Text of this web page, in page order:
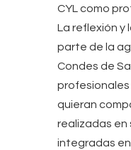
CYL como
La reflexión y
parte de la
Condes de
quieran
realizadas en
integradas